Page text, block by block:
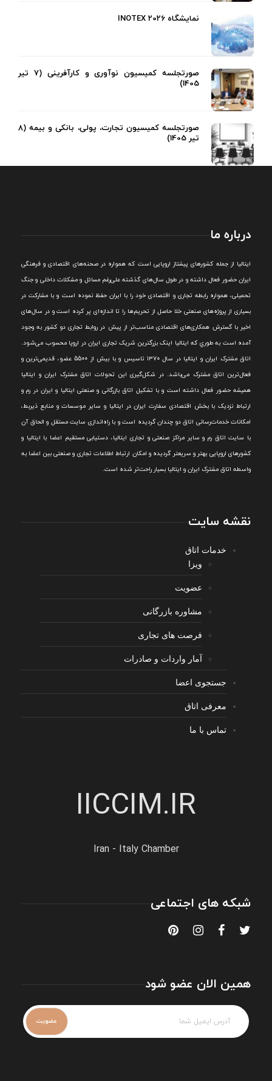
نمایشگاه INOTEX 2026
صورتجلسه کمیسیون نوآوری و کارآفرینی (7 تیر
1405)
صورتجلسه کمیسیون تجارت، پولی، بانکی و بیمه (8
تیر 1405)
درباره ما
ايتاليا از جمله کشورهای پيشتاز اروپایی است که همواره در صحنه‌های اقتصادی و فرهنگی
ايران حضور فعال داشته و در طول سال‌های گذشته علی‌رغم مسائل و مشکلات داخلی و جنگ
تحميلی، همواره رابطه تجاری و اقتصادی خود را با ايران حفظ نموده است و با مشارکت در
بسياری از پروژه‌های صنعتی خلا حاصل از تحريم‌ها را تا اندازه‌ای پر کرده است و در سال‌های
اخير با گسترش همکاری‌های اقتصادی مناسب‌تر از پيش در روابط تجاری دو کشور به وجود
آمده است به طوري که ايتاليا اينک بزرگترين شريک تجاری ايران در اروپا محسوب می‌شود.
اتاق مشترک ایران و ایتالیا در سال ۱۳۷۰ تاسیس و با بیش از 5500 عضو، قدیمی‌ترین و
فعال‌ترین اتاق مشترک می‌باشد.در شکل‌گيری اين تحولات اتاق مشترک ايران و ايتاليا
هميشه حضور فعال داشته است و با تشکيل اتاق بازرگانی و صنعتی ايتاليا و ايران در رم و
ارتباط نزديک با بخش اقتصادی سفارت ايران در ايتاليا و ساير موسسات و منابع ذيربط،
امکانات خدمات‌رسانی اتاق دو چندان گرديده است و با راه‌اندازی سايت مستقل و الحاق آن
با سايت اتاق رم و ساير مراکز صنعتی و تجاری ايتاليا، دستيابی مستقيم اعضا با ايتاليا و
کشورهای اروپایی بهتر و سريعتر گرديده و امکان ارتباط اطلاعات تجاری و صنعتی بين اعضا به
واسطه اتاق مشترک ایران و ایتالیا بسیار راحت‌تر شده است.
نقشه سایت
خدمات اتاق
ویزا
عضویت
مشاوره بازرگانی
فرصت های تجاری
آمار واردات و صادرات
جستجوی اعضا
معرفی اتاق
تماس با ما
IICCIM.IR
Iran - Italy Chamber
شبکه های اجتماعی
همین الان عضو شود